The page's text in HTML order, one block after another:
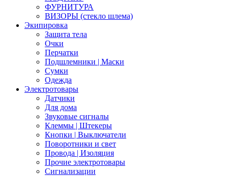
ФУРНИТУРА
ВИЗОРЫ (стекло шлема)
Экипировка
Защита тела
Очки
Перчатки
Подшлемники | Маски
Сумки
Одежда
Электротовары
Датчики
Для дома
Звуковые сигналы
Клеммы | Штекеры
Кнопки | Выключатели
Поворотники и свет
Провода | Изоляция
Прочие электротовары
Сигнализации